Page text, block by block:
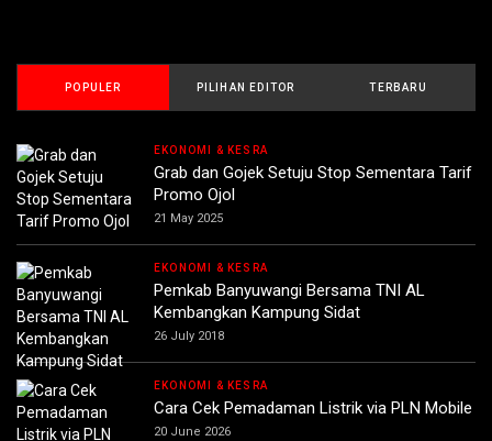
POPULER PILIHAN EDITOR TERBARU
EKONOMI & KESRA
Grab dan Gojek Setuju Stop Sementara Tarif
Promo Ojol
21 May 2025
EKONOMI & KESRA
Pemkab Banyuwangi Bersama TNI AL
Kembangkan Kampung Sidat
26 July 2018
EKONOMI & KESRA
Cara Cek Pemadaman Listrik via PLN Mobile
20 June 2026